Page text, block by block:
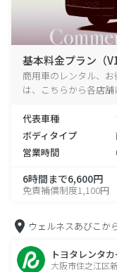
基本料金プラン（V1
商用車のレンタル、
は、こちらから各店舗
代表車種
ボディタイプ
営業時間
6時間まで6,600円
免責補償制度1,100円
ウェルネスあびこか
トヨタレンタ
大阪市住之江区